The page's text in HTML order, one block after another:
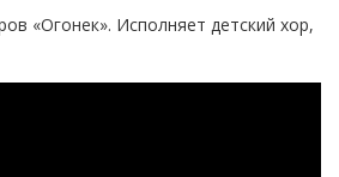
«Огонек». Исполняет детский хор,